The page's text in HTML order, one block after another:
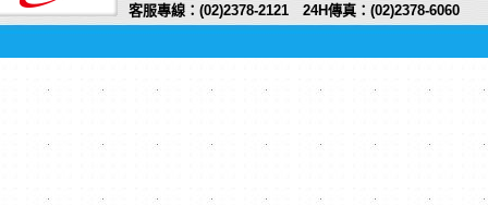
客服專線：(02)2378-2121 24H傳真：(02)2378-6060